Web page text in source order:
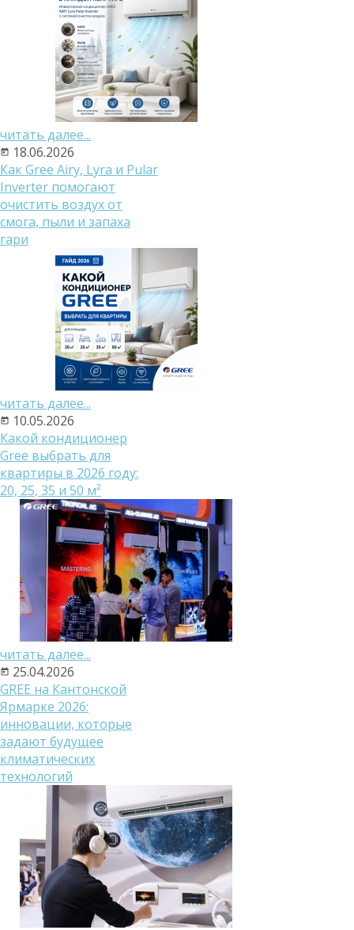
читать далее...
18.06.2026
Как Gree Airy, Lyra и Pular
Inverter помогают
очистить воздух от
смога, пыли и запаха
гари
читать далее...
10.05.2026
Какой кондиционер
Gree выбрать для
квартиры в 2026 году:
20, 25, 35 и 50 м²
читать далее...
25.04.2026
GREE на Кантонской
Ярмарке 2026:
инновации, которые
задают будущее
климатических
технологий